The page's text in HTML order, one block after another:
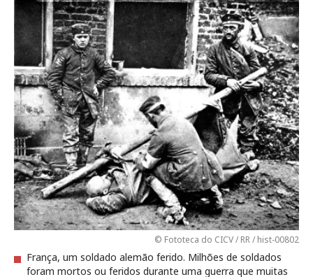
© Fototeca do CICV / RR / hist-00802
França, um soldado alemão ferido. Milhões de soldados
foram mortos ou feridos durante uma guerra que muitas